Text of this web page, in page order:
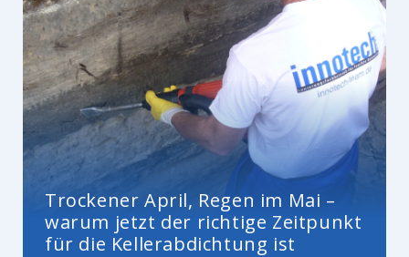
Trockener April, Regen im Mai –
warum jetzt der richtige Zeitpunkt
für die Kellerabdichtung ist